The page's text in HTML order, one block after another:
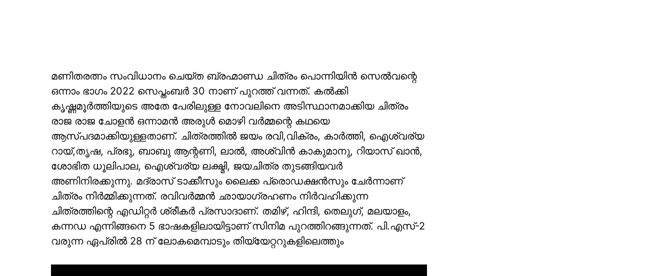
മണിതരത്നം സംവിധാനം ചെയ്ത ബ്രഹ്മാണ്ഡ ചിത്രം പൊന്നിയിന്‍ സെല്‍വന്റെ
ഒന്നാം ഭാഗം 2022 സെപ്തംബര്‍ 30 നാണ് പുറത്ത് വന്നത്. കല്‍ക്കി
കൃഷ്ണമൂര്‍ത്തിയുടെ അതേ പേരിലുള്ള നോവലിനെ അടിസ്ഥാനമാക്കിയ ചിത്രം
രാജ രാജ ചോളന്‍ ഒന്നാമന്‍ അരുള്‍ മൊഴി വര്‍മ്മന്റെ കഥയെ
ആസ്പദമാക്കിയുള്ളതാണ്. ചിത്രത്തില്‍ ജയം രവി,വിക്രം, കാര്‍ത്തി, ഐശ്വര്യ
റായ്,തൃഷ, പ്രഭു, ബാബു ആന്റണി, ലാല്‍, അശ്വിന്‍ കാകുമാനു, റിയാസ് ഖാന്‍,
ശോഭിത ധൂലിപാല, ഐശ്വര്യ ലക്ഷ്മി, ജയചിത്ര തുടങ്ങിയവര്‍
അണിനിരക്കുന്നു. മദ്രാസ് ടാക്കീസും ലൈക്ക പ്രൊഡക്ഷന്‍സും ചേര്‍ന്നാണ്
ചിത്രം നിര്‍മ്മിക്കുന്നത്. രവിവര്‍മ്മന്‍ ഛായാഗ്രഹണം നിര്‍വഹിക്കുന്ന
ചിത്രത്തിന്റെ എഡിറ്റര്‍ ശ്രീകര്‍ പ്രസാദാണ്. തമിഴ്, ഹിന്ദി, തെലുഗ്, മലയാളം,
കന്നഡ എന്നിങ്ങനെ 5 ഭാഷകളിലായിട്ടാണ് സിനിമ പുറത്തിറങ്ങുന്നത്. പി.എസ്-2
വരുന്ന ഏപ്രില്‍ 28 ന് ലോകമെമ്പാടും തിയ്യേറ്ററുകളിലെത്തും